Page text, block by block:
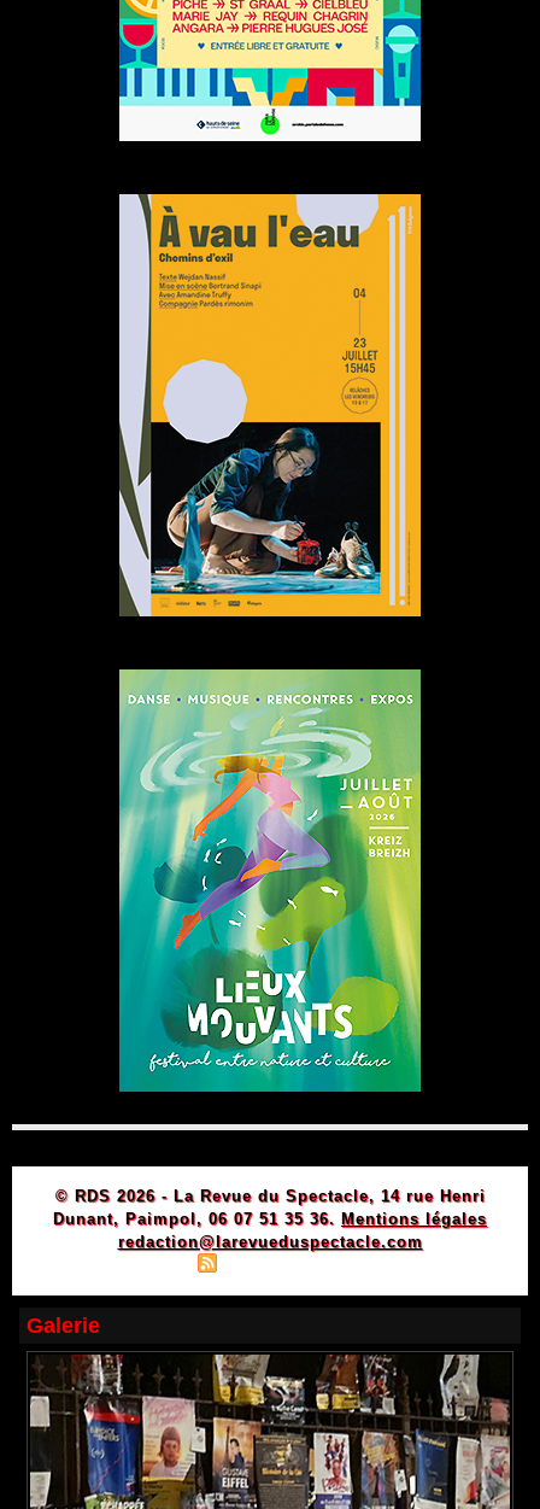
© RDS 2026 - La Revue du Spectacle, 14 rue Henri
Dunant, Paimpol, 06 07 51 35 36. Mentions légales
redaction@larevueduspectacle.com
Galerie